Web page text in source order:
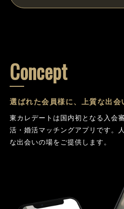
Concept
選ばれた会員様に、上質な出会
東カレデートは国内初となる入会
活・婚活マッチングアプリです。
な出会いの場をご提供します。